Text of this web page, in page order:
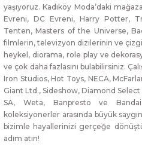
yaşıyoruz. Kadıköy Moda’daki
Evreni, DC Evreni, Harry Potter,
Tenten, Masters of the Universe,
filmlerin, televizyon dizilerinin ve
heykel, diorama, role play ve
ve çok daha fazlasını bulabilirsiniz.
Iron Studios, Hot Toys, NECA,
Giant Ltd., Sideshow, Diamond
SA, Weta, Banpresto ve
koleksiyonerler arasında büyük
bizimle hayallerinizi gerçeğe
adım atın!